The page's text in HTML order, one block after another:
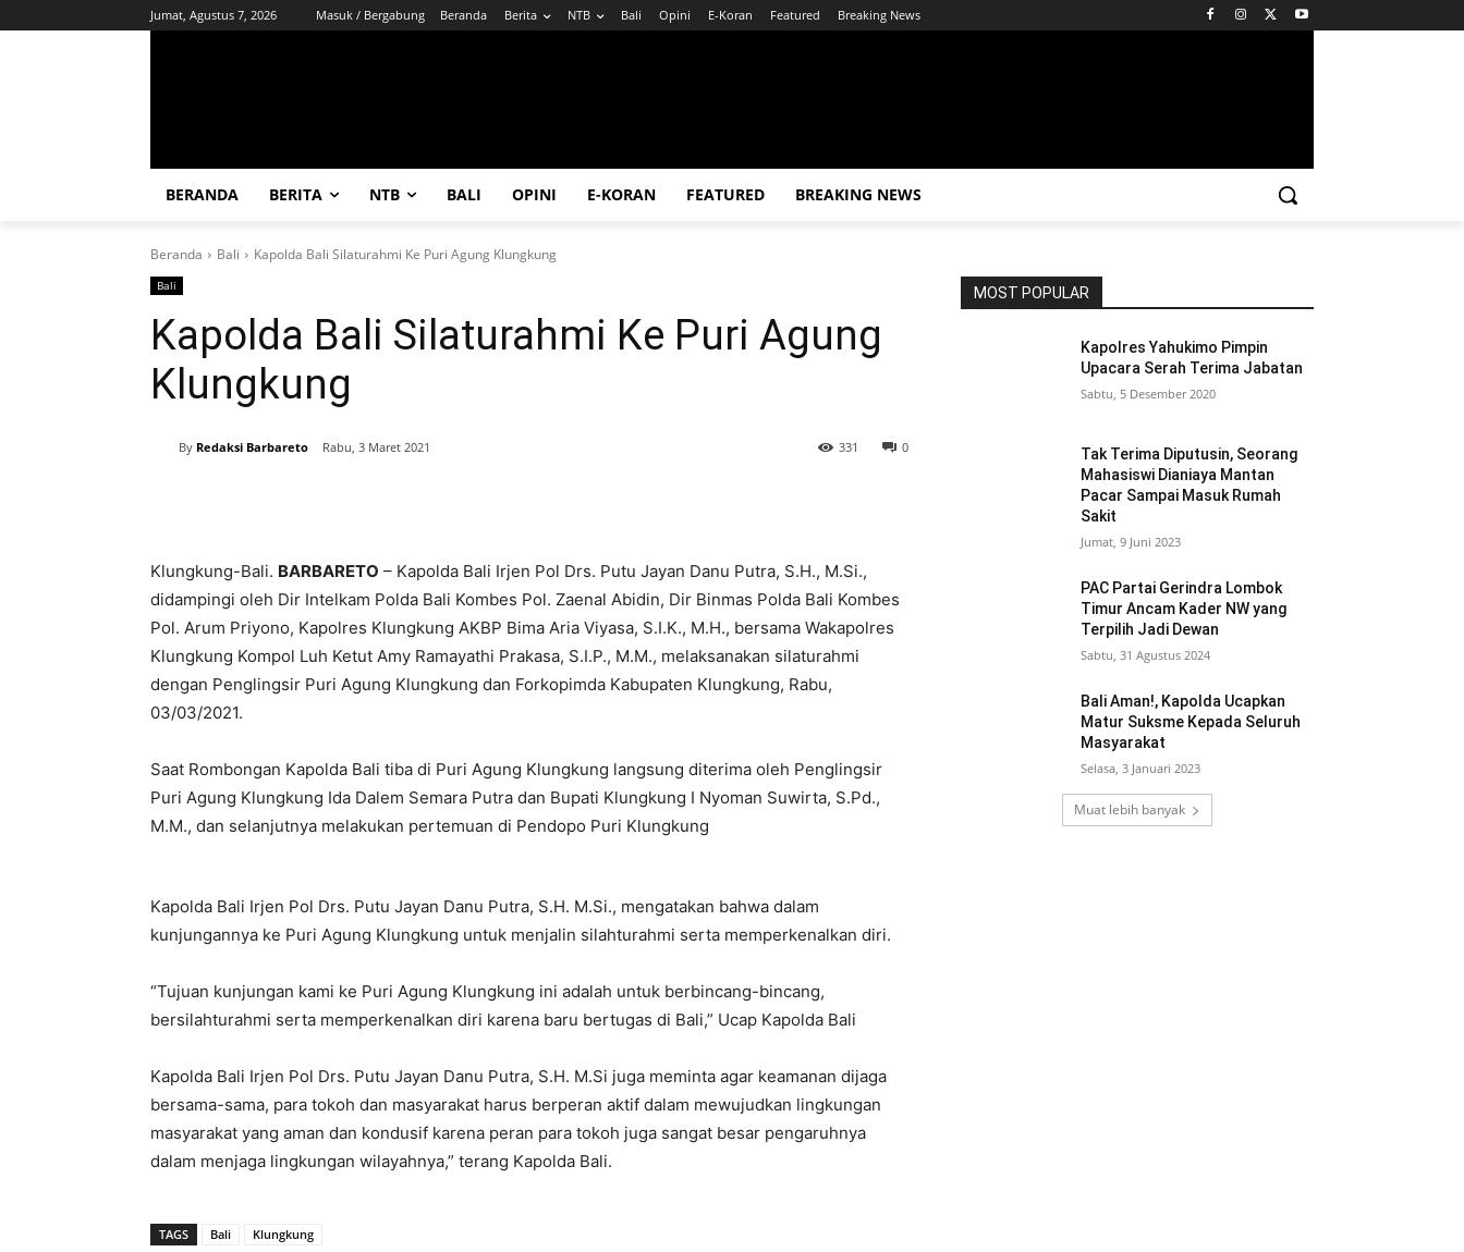
Jumat, Agustus 7, 2026 Masuk / Bergabung Beranda Berita NTB Bali Opini E-Koran Featured Breaking News
BERANDA BERITA NTB BALI OPINI E-KORAN FEATURED BREAKING NEWS
Beranda Bali Kapolda Bali Silaturahmi Ke Puri Agung Klungkung
Bali
Kapolda Bali Silaturahmi Ke Puri Agung
Klungkung
By Redaksi Barbareto Rabu, 3 Maret 2021 0
331
Klungkung-Bali. BARBARETO – Kapolda Bali Irjen Pol Drs. Putu Jayan Danu Putra, S.H., M.Si.,
didampingi oleh Dir Intelkam Polda Bali Kombes Pol. Zaenal Abidin, Dir Binmas Polda Bali Kombes
Pol. Arum Priyono, Kapolres Klungkung AKBP Bima Aria Viyasa, S.I.K., M.H., bersama Wakapolres
Klungkung Kompol Luh Ketut Amy Ramayathi Prakasa, S.I.P., M.M., melaksanakan silaturahmi
dengan Penglingsir Puri Agung Klungkung dan Forkopimda Kabupaten Klungkung, Rabu,
03/03/2021.
Saat Rombongan Kapolda Bali tiba di Puri Agung Klungkung langsung diterima oleh Penglingsir
Puri Agung Klungkung Ida Dalem Semara Putra dan Bupati Klungkung I Nyoman Suwirta, S.Pd.,
M.M., dan selanjutnya melakukan pertemuan di Pendopo Puri Klungkung
Kapolda Bali Irjen Pol Drs. Putu Jayan Danu Putra, S.H. M.Si., mengatakan bahwa dalam
kunjungannya ke Puri Agung Klungkung untuk menjalin silahturahmi serta memperkenalkan diri.
“Tujuan kunjungan kami ke Puri Agung Klungkung ini adalah untuk berbincang-bincang,
bersilahturahmi serta memperkenalkan diri karena baru bertugas di Bali,” Ucap Kapolda Bali
Kapolda Bali Irjen Pol Drs. Putu Jayan Danu Putra, S.H. M.Si juga meminta agar keamanan dijaga
bersama-sama, para tokoh dan masyarakat harus berperan aktif dalam mewujudkan lingkungan
masyarakat yang aman dan kondusif karena peran para tokoh juga sangat besar pengaruhnya
dalam menjaga lingkungan wilayahnya,” terang Kapolda Bali.
TAGS Bali Klungkung
MOST POPULAR
Kapolres Yahukimo Pimpin
Upacara Serah Terima Jabatan
Sabtu, 5 Desember 2020
Tak Terima Diputusin, Seorang
Mahasiswi Dianiaya Mantan
Pacar Sampai Masuk Rumah
Sakit
Jumat, 9 Juni 2023
PAC Partai Gerindra Lombok
Timur Ancam Kader NW yang
Terpilih Jadi Dewan
Sabtu, 31 Agustus 2024
Bali Aman!, Kapolda Ucapkan
Matur Suksme Kepada Seluruh
Masyarakat
Selasa, 3 Januari 2023
Muat lebih banyak